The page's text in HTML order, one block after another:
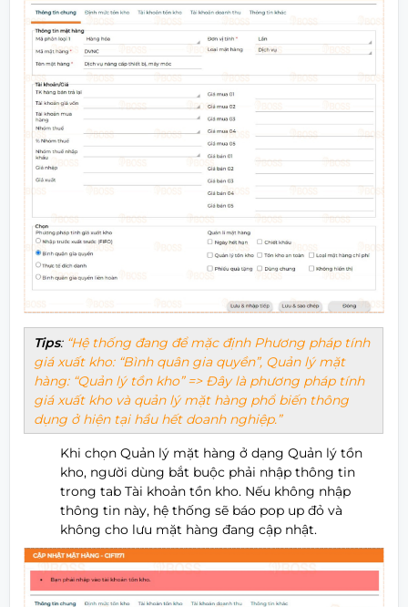
Tips: Hệ thống đang để mặc định Phương pháp tính
giá xuất kho: “Bình quân gia quyền”, Quản lý mặt
hàng: “Quản lý tồn kho” => Đây là phương pháp tính
giá xuất kho và quản lý mặt hàng phổ biến thông
dụng ở hiện tại hầu hết doanh nghiệp.
Khi chọn Quản lý mặt hàng ở dạng Quản lý tồn
kho, người dùng bắt buộc phải nhập thông tin
trong tab Tài khoản tồn kho. Nếu không nhập
thông tin này, hệ thống sẽ báo pop up đỏ và
không cho lưu mặt hàng đang cập nhật.